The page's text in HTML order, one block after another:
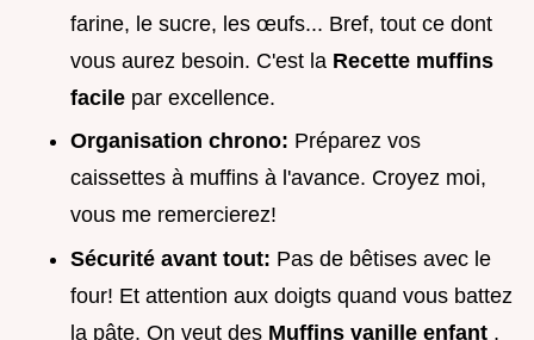
farine, le sucre, les œufs... Bref, tout ce dont
vous aurez besoin. C'est la Recette muffins
facile par excellence.
Organisation chrono: Préparez vos
caissettes à muffins à l'avance. Croyez moi,
vous me remercierez!
Sécurité avant tout: Pas de bêtises avec le
four! Et attention aux doigts quand vous battez
la pâte. On veut des Muffins vanille enfant ,